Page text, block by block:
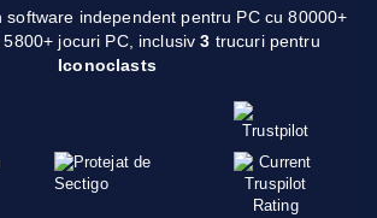
software independent pentru PC cu 80000+
jocuri PC, inclusiv3 trucuri pentru
Iconoclasts